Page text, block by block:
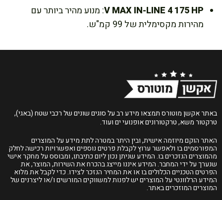
V MAX IN-LINE 4 175 HP: מנוע מהיר ביותר עם
מהירות מקסימלית של 99 קמ"ש.
באתר אקשן מוטורס תמצאו מידע רב על סוגים שונים של רכבי שטח (באגי),
טרקטור משא, טרקטורונים אופנועי ים ועוד.
האתר הוקם מיוזמה אישית, ובין היתר במטרה לתת מידע על המוצרים
המפורסמים בו ולאפשר ערוץ לקבלת פרטים נוספים ואפשרויות רכישה לחלק
מהמוצרים הנזכרים בו. המידע שניתן נכון ליום כתיבתו, ומבוסס על מחקר אישי
שנערך על ידי המחבר. המידע איננו מייצג בהכרח את השירות, המוצר, את
הפרטים הטכניים הכלולים בו או את המחיר הנזכר לצידו. כדי לקבל את מלוא
המידע הרלוונטי על המוצרים יש לפנות למשווקים המורשים ו/או ליצרנים של
המוצרים המוזכרים באתר.